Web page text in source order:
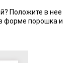
Положите в нее
форме порошка и